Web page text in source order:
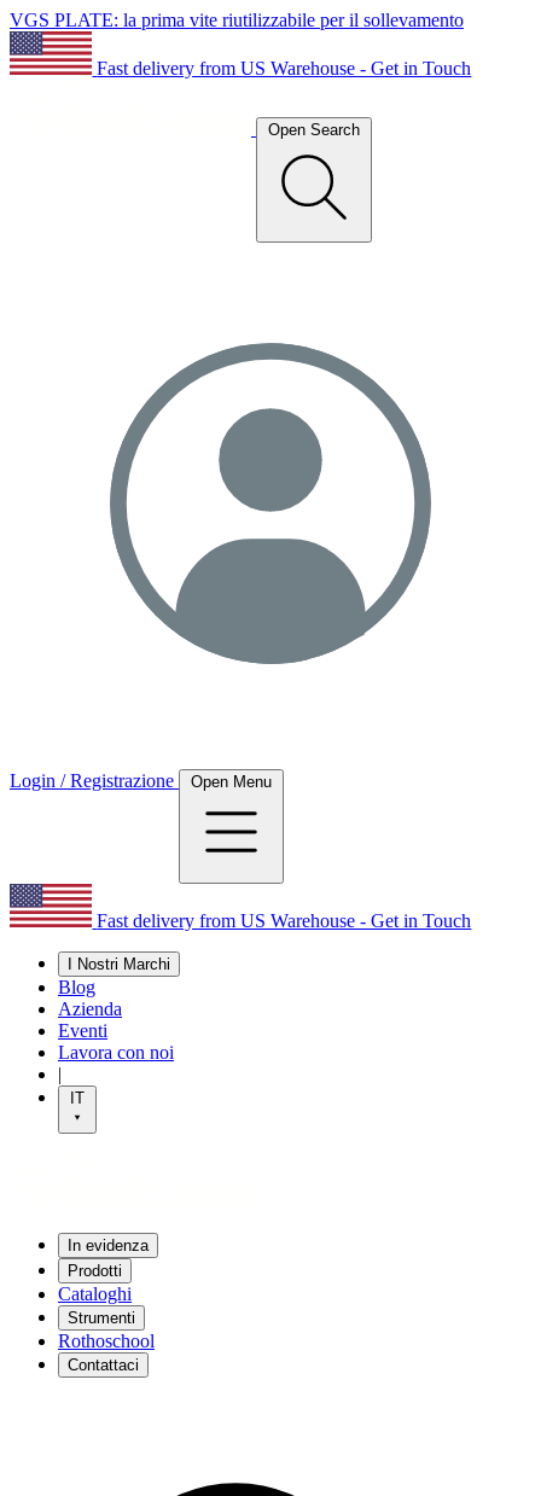
VGS PLATE: la prima vite riutilizzabile per il sollevamento
Fast delivery from US Warehouse - Get in Touch
Open Search
Login / Registrazione Open Menu
Fast delivery from US Warehouse - Get in Touch
I Nostri Marchi
Blog
Azienda
Eventi
Lavora con noi
|
IT
In evidenza
Prodotti
Cataloghi
Strumenti
Rothoschool
Contattaci